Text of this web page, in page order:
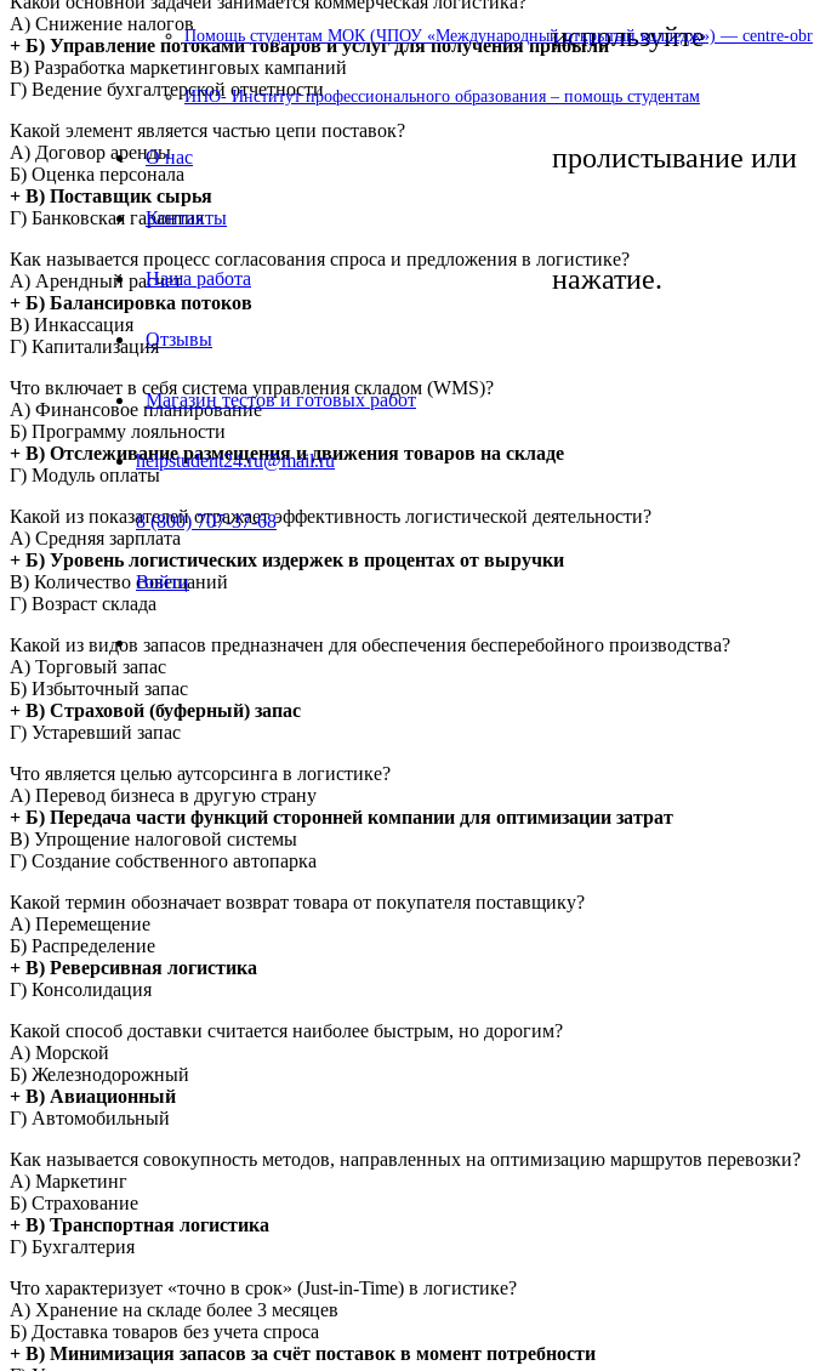
используйте
пролистывание или
нажатие.
Помощь студентам МОК (ЧПОУ «Международный открытый колледж») — centre-obr
ИПО- Институт профессионального образования – помощь студентам
О нас
Контакты
Наша работа
Отзывы
Магазин тестов и готовых работ
helpstudent24.ru@mail.ru
8 (800) 707-37-68
Войти
А) Снижение налогов
+ Б) Управление потоками товаров и услуг для получения прибыли
В) Разработка маркетинговых кампаний
Г) Ведение бухгалтерской отчетности
Какой элемент является частью цепи поставок?
А) Договор аренды
Б) Оценка персонала
+ В) Поставщик сырья
Г) Банковская гарантия
Как называется процесс согласования спроса и предложения в логистике?
А) Арендный расчет
+ Б) Балансировка потоков
В) Инкассация
Г) Капитализация
Что включает в себя система управления складом (WMS)?
А) Финансовое планирование
Б) Программу лояльности
+ В) Отслеживание размещения и движения товаров на складе
Г) Модуль оплаты
Какой из показателей отражает эффективность логистической деятельности?
А) Средняя зарплата
+ Б) Уровень логистических издержек в процентах от выручки
В) Количество совещаний
Г) Возраст склада
Какой из видов запасов предназначен для обеспечения бесперебойного производства?
А) Торговый запас
Б) Избыточный запас
+ В) Страховой (буферный) запас
Г) Устаревший запас
Что является целью аутсорсинга в логистике?
А) Перевод бизнеса в другую страну
+ Б) Передача части функций сторонней компании для оптимизации затрат
В) Упрощение налоговой системы
Г) Создание собственного автопарка
Какой термин обозначает возврат товара от покупателя поставщику?
А) Перемещение
Б) Распределение
+ В) Реверсивная логистика
Г) Консолидация
Какой способ доставки считается наиболее быстрым, но дорогим?
А) Морской
Б) Железнодорожный
+ В) Авиационный
Г) Автомобильный
Как называется совокупность методов, направленных на оптимизацию маршрутов перевозки?
А) Маркетинг
Б) Страхование
+ В) Транспортная логистика
Г) Бухгалтерия
Что характеризует «точно в срок» (Just-in-Time) в логистике?
А) Хранение на складе более 3 месяцев
Б) Доставка товаров без учета спроса
+ В) Минимизация запасов за счёт поставок в момент потребности